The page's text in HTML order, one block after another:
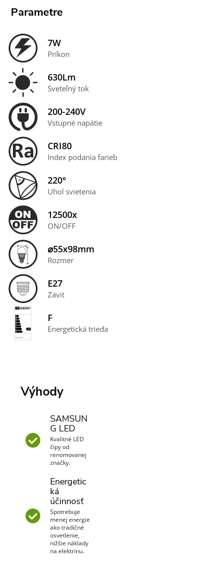
Parametre
7W
Príkon
630Lm
Sveteľný tok
200-240V
Vstupné napätie
CRI80
Index podania farieb
220°
Uhol svietenia
12500x
ON/OFF
⌀55x98mm
Rozmer
E27
Závit
F
Energetická trieda
Výhody
SAMSUN
G LED
Kvalitné LED
čipy od
renomovanej
značky.
Energetic
ká
účinnosť
Spotrebuje
menej energie
ako tradičné
osvetlenie,
nižšie náklady
na elektrinu.